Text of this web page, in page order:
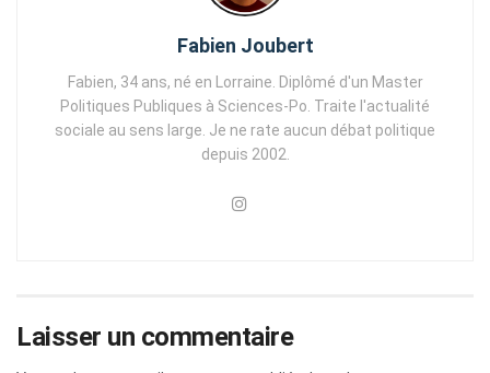
Fabien Joubert
Fabien, 34 ans, né en Lorraine. Diplômé d'un Master
Politiques Publiques à Sciences-Po. Traite l'actualité
sociale au sens large. Je ne rate aucun débat politique
depuis 2002.
Laisser un commentaire